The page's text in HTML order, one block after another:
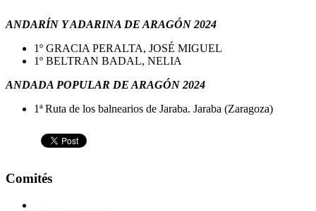
ANDARÍN Y ADARINA DE ARAGÓN 2024
1º GRACIA PERALTA, JOSÉ MIGUEL
1º BELTRAN BADAL, NELIA
ANDADA POPULAR DE ARAGÓN 2024
1ª Ruta de los balnearios de Jaraba. Jaraba (Zaragoza)
Comités